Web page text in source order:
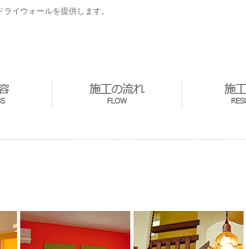
イウォールを提供します。